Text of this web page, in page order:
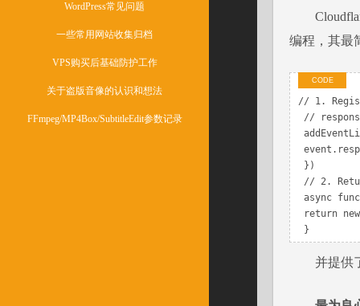
WordPress常见问题
一些常用网站收集归档
VPS购买后基础防护工作
关于盗版音像的认识和想法
FFmpeg/MP4Box/SubtitleEdit参数记录
编程，其最
// 1.
}
并提供